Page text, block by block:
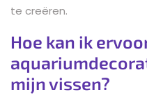
te creëren.
Hoe kan ik
mijn vissen?